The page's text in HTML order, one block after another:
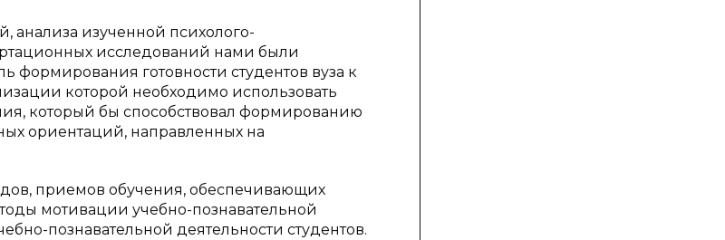
анализа изученной психолого-
исследований нами были
готовности студентов вуза к
которой необходимо использовать
который бы способствовал формированию
ориентаций, направленных на
приемов обучения, обеспечивающих
мотивации учебно-познавательной
познавательной деятельности студентов.